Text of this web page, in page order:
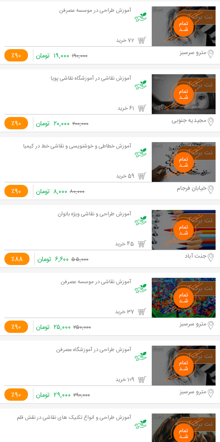
آموزش طراحی در موسسه عصرفن
٪90 مترو سرسبز ۱۹۰,۰۰۰ ۱۹,۰۰۰ تومان
آموزش نقاشی در آموزشگاه نقاشی پویا
٪90 مجیدیه جنوبی ۲۰۰,۰۰۰ ۲۰,۰۰۰ تومان
آموزش خطاطی و خوشنویسی و نقاشی خط در کیمیا
٪90 خیابان فرجام ۸۰,۰۰۰ ۸,۰۰۰ تومان
آموزش طراحی و نقاشی ویژه بانوان
٪88 جنت آباد ۵۵,۰۰۰ ۶,۶۰۰ تومان
آموزش نقاشی در موسسه عصرفن
٪90 مترو سرسبز ۲۵۰,۰۰۰ ۲۵,۰۰۰ تومان
آموزش طراحی در آموزشگاه عصرفن
٪90 مترو سرسبز ۲۹۰,۰۰۰ ۲۹,۰۰۰ تومان
آموزش طراحی و انواع تکنیک های نقاشی در نقش قلم